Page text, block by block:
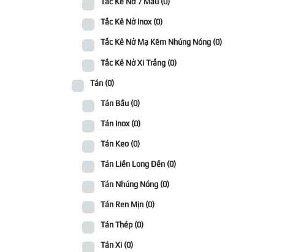
Tắc Kê Nở Inox (0)
Tắc Kê Nở Mạ Kẽm Nhúng Nóng (0)
Tắc Kê Nở Xi Trắng (0)
Tán (0)
Tán Bầu (0)
Tán Inox (0)
Tán Keo (0)
Tán Liền Long Đền (0)
Tán Nhúng Nóng (0)
Tán Ren Mịn (0)
Tán Thép (0)
Tán Xi (0)